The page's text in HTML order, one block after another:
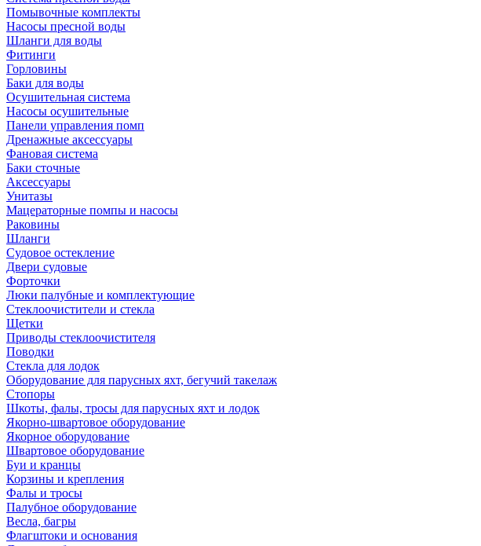
Помывочные комплекты
Насосы пресной воды
Шланги для воды
Фитинги
Горловины
Баки для воды
Осушительная система
Насосы осушительные
Панели управления помп
Дренажные аксессуары
Фановая система
Баки сточные
Аксессуары
Унитазы
Мацераторные помпы и насосы
Раковины
Шланги
Судовое остекление
Двери судовые
Форточки
Люки палубные и комплектующие
Стеклоочистители и стекла
Щетки
Приводы стеклоочистителя
Поводки
Стекла для лодок
Оборудование для парусных яхт, бегучий такелаж
Стопоры
Шкоты, фалы, тросы для парусных яхт и лодок
Якорно-швартовое оборудование
Якорное оборудование
Швартовое оборудование
Буи и кранцы
Корзины и крепления
Фалы и тросы
Палубное оборудование
Весла, багры
Флагштоки и основания